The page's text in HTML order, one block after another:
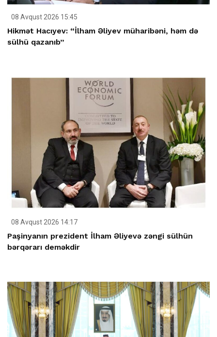
08 Avqust 2026 15:45
Hikmət Hacıyev: “İlham Əliyev müharibəni, həm də
sülhü qazanıb”
08 Avqust 2026 14:17
Paşinyanın prezident İlham Əliyevə zəngi sülhün
bərqərarı deməkdir